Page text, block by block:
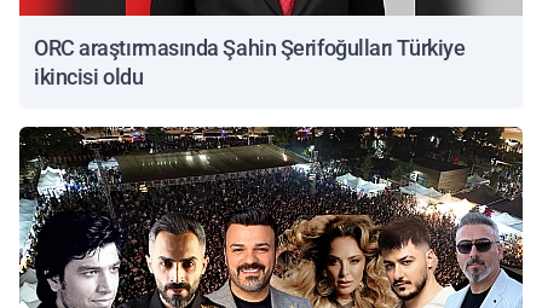
ORC araştırmasında Şahin Şerifoğulları Türkiye
ikincisi oldu